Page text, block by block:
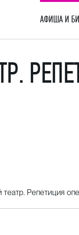
и балета
АФИША И
театр. Репетиция